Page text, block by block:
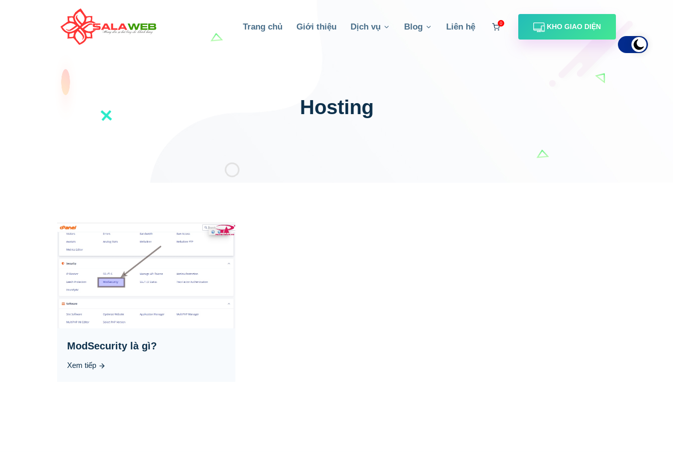
Trang chủ Giới thiệu Dịch vụ Blog Liên hệ 0 KHO GIAO DIỆN
Hosting
ModSecurity là gì?
Xem tiếp